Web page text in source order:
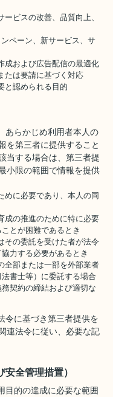
ビスの改善、品質向上、
ペーン、新サービス、サ
および広告配信の最適化
は要請に基づく対応
と認められる目的
らかじめ利用者本人の
を第三者に提供すること
当する場合は、第三者提
小限の範囲で情報を提供
に必要であり、本人の同
の推進のために特に必要
とが困難であるとき
の委託を受けた者が法令
力する必要があるとき
部または一部を外部業者
法書士等）に委託する場合
契約の締結および適切な
に基づき第三者提供を
連法令に従い、必要な記
全管理措置）
的の達成に必要な範囲